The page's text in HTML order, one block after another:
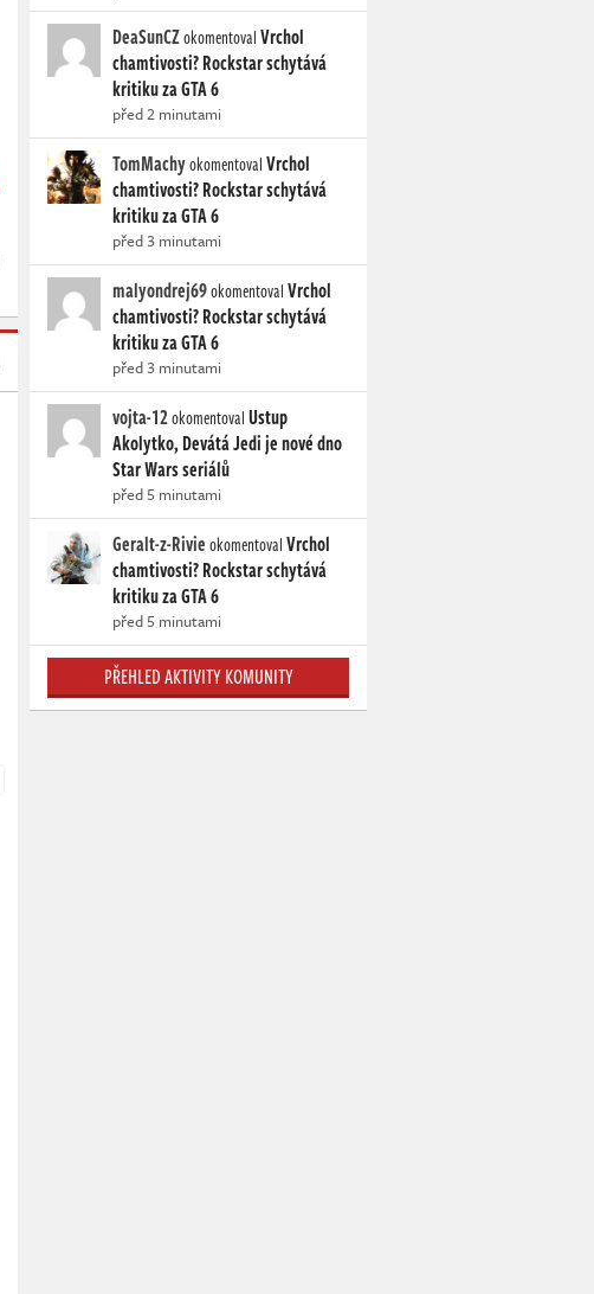
DeaSunCZokomentovalVrchol
chamtivosti? Rockstar schytává
kritiku za GTA 6
před 2 minutami
TomMachyokomentovalVrchol
chamtivosti? Rockstar schytává
kritiku za GTA 6
před 3 minutami
malyondrej69okomentovalVrchol
chamtivosti? Rockstar schytává
kritiku za GTA 6
před 3 minutami
vojta-12okomentovalUstup
Akolytko, Devátá Jedi je nové dno
Star Wars seriálů
před 5 minutami
Geralt-z-RivieokomentovalVrchol
chamtivosti? Rockstar schytává
kritiku za GTA 6
před 5 minutami
PŘEHLED AKTIVITY KOMUNITY